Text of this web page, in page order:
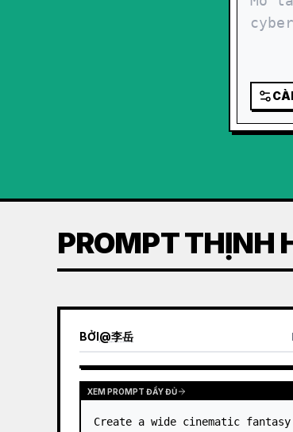
PROMPT THỊNH
BỞI@李岳
XEM PROMPT ĐẦY ĐỦ
Create a wide cinematic fantasy